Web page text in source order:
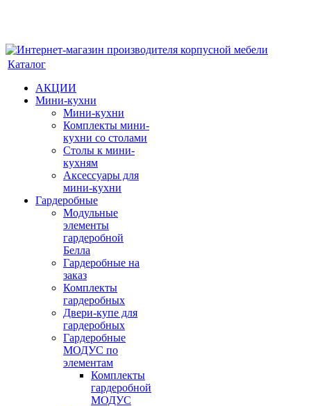
Каталог
АКЦИИ
Мини-кухни
Мини-кухни
Комплекты мини-
кухни со столами
Столы к мини-
кухням
Аксессуары для
мини-кухни
Гардеробные
Модульные
элементы
гардеробной
Белла
Гардеробные на
заказ
Комплекты
гардеробных
Двери-купе для
гардеробных
Гардеробные
МОДУС по
элементам
Комплекты
гардеробной
МОДУС